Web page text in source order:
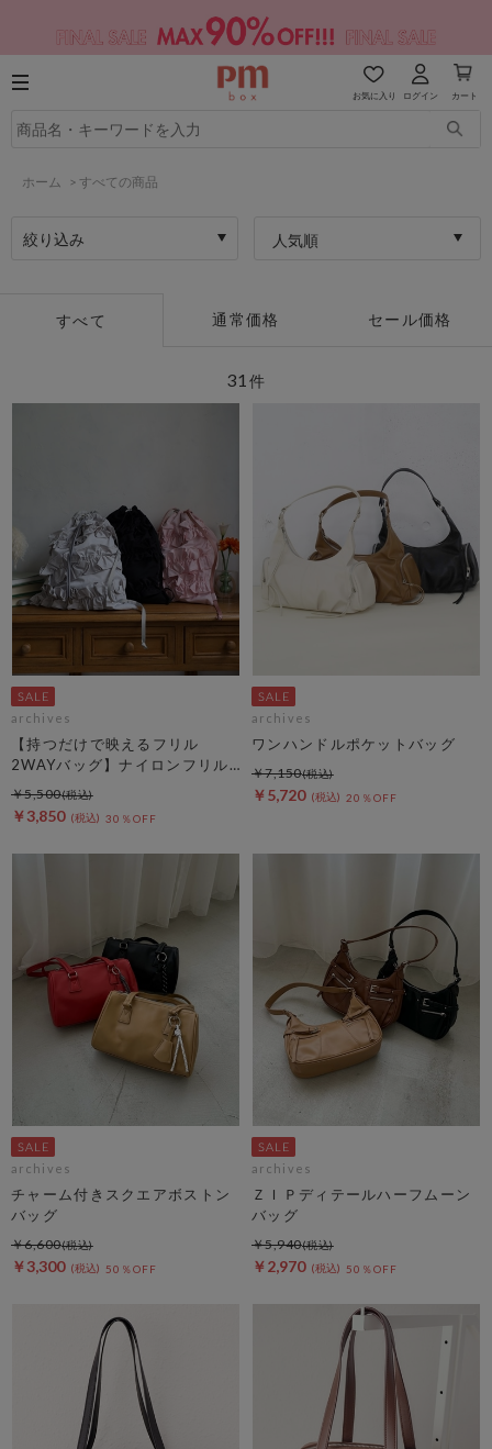
お気に入り ログイン カート
ホーム > すべての商品
絞り込み 人気順
すべて 通常価格 セール価格
31 件
archives
【持つだけで映えるフリル
2WAYバッグ】ナイロンフリル
２ＷＡＹバッグ
￥3,850 30％OFF
￥5,500
archives
ワンハンドルポケットバッグ
￥5,720 20％OFF
￥7,150
archives
チャーム付きスクエアボストン
バッグ
￥3,300 50％OFF
￥6,600
archives
ＺＩＰディテールハーフムーン
バッグ
￥2,970 50％OFF
￥5,940